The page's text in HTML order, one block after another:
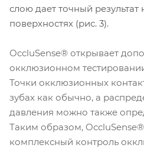
слою дает точный
поверхностях (рис. 3).
OccluSense® открывает
окклюзионном
Точки окклюзионных
зубах как обычно, а
давления можно также
Таким образом,
комплексный контроль